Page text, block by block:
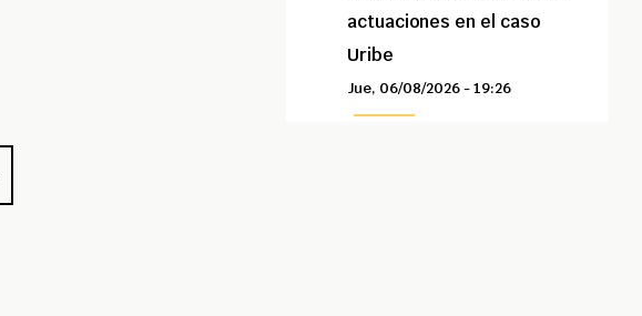
actuaciones en el caso
Uribe
Jue, 06/08/2026 - 19:26